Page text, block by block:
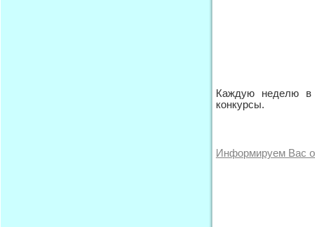
Каждую неделю
конкурсы.
Информируем Вас о